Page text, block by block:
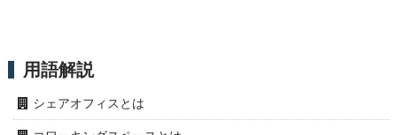
用語解説
シェアオフィスとは